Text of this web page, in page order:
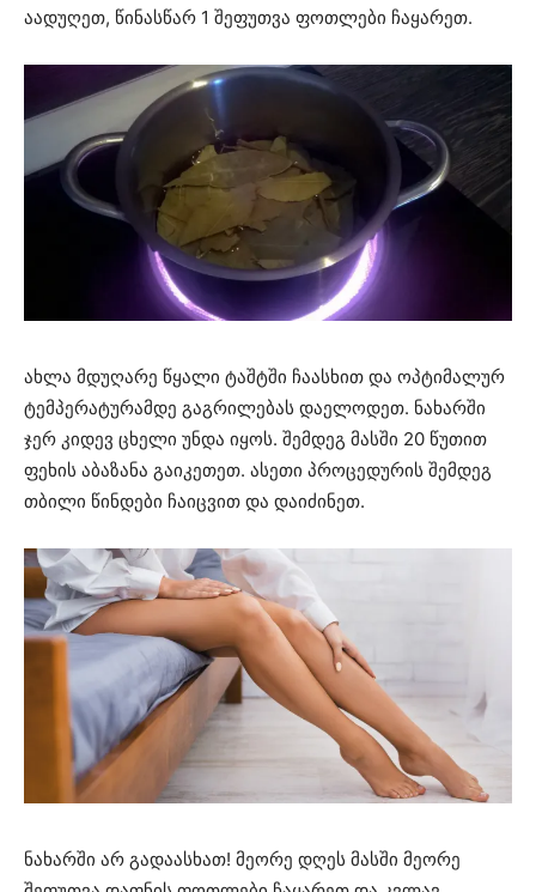
აადუღეთ, წინასწარ 1 შეფუთვა ფოთლები ჩაყარეთ.
ახლა მდუღარე წყალი ტაშტში ჩაასხით და ოპტიმალურ
ტემპერატურამდე გაგრილებას დაელოდეთ. ნახარში
ჯერ კიდევ ცხელი უნდა იყოს. შემდეგ მასში 20 წუთით
ფეხის აბაზანა გაიკეთეთ. ასეთი პროცედურის შემდეგ
თბილი წინდები ჩაიცვით და დაიძინეთ.
ნახარში არ გადაასხათ! მეორე დღეს მასში მეორე